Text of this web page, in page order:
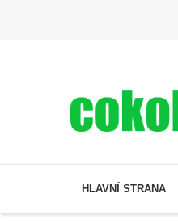
HLAVNÍ STRANA